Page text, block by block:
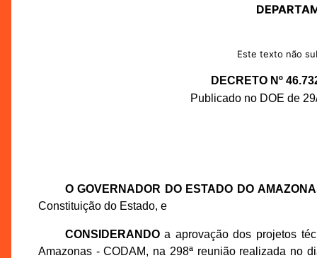
Este texto não
DECRETO Nº
Publicado no DOE de
O GOVERNADOR DO ESTADO DO
Constituição do Estado, e
CONSIDERANDOa aprovação dos projetos
Amazonas - CODAM, na 298ª reunião realizada no